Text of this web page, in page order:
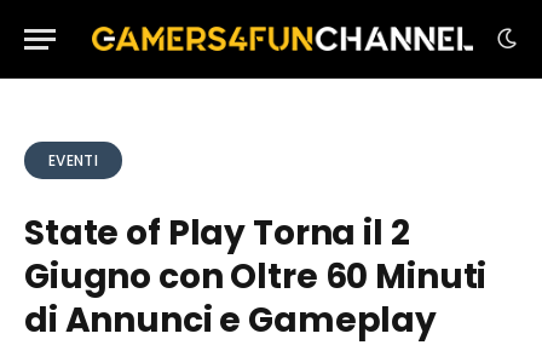
EVENTI
State of Play Torna il 2
Giugno con Oltre 60 Minuti
di Annunci e Gameplay